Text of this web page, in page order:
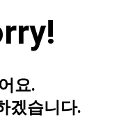
요.
겠습니다.